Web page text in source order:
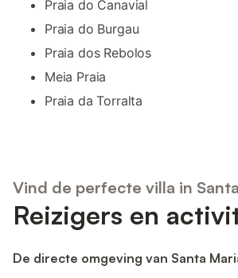
Praia do Canavial
Praia do Burgau
Praia dos Rebolos
Meia Praia
Praia da Torralta
Vind de perfecte villa in
Reizigers en
De directe omgeving van Santa